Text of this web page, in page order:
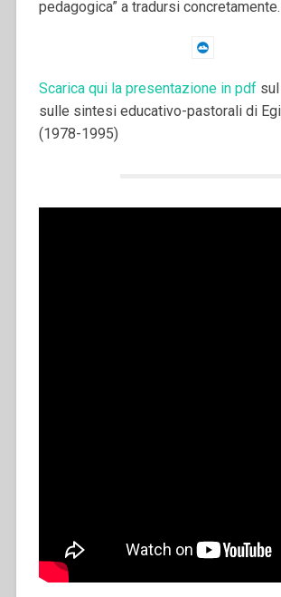
pedagogica” a tradursi concretamente.
Scarica qui la presentazione in pdfsul
sulle sintesi educativo-pastorali di
(1978-1995)